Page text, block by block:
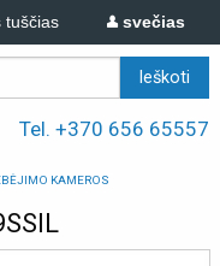
svečias
tuščias
Tel. +370 656 65557
KAMEROS